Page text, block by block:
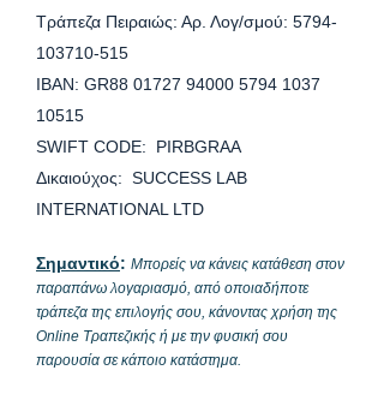
Τράπεζα Πειραιώς: Αρ. Λογ/σμού: 5794-
103710-515
IBAN: GR88 01727 94000 5794 1037
10515
SWIFT CODE: PIRBGRAA
Δικαιούχος: SUCCESS LAB
INTERNATIONAL LTD
Σημαντικό: Μπορείς να κάνεις κατάθεση στον
παραπάνω λογαριασμό, από οποιαδήποτε
τράπεζα της επιλογής σου, κάνοντας χρήση της
Online Τραπεζικής ή με την φυσική σου
παρουσία σε κάποιο κατάστημα.